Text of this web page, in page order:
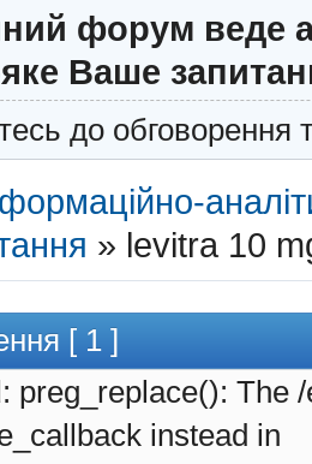
форум веде
Ваше
до обговорення
» levitra 10
[ 1 ]
: preg_replace(): The
instead in